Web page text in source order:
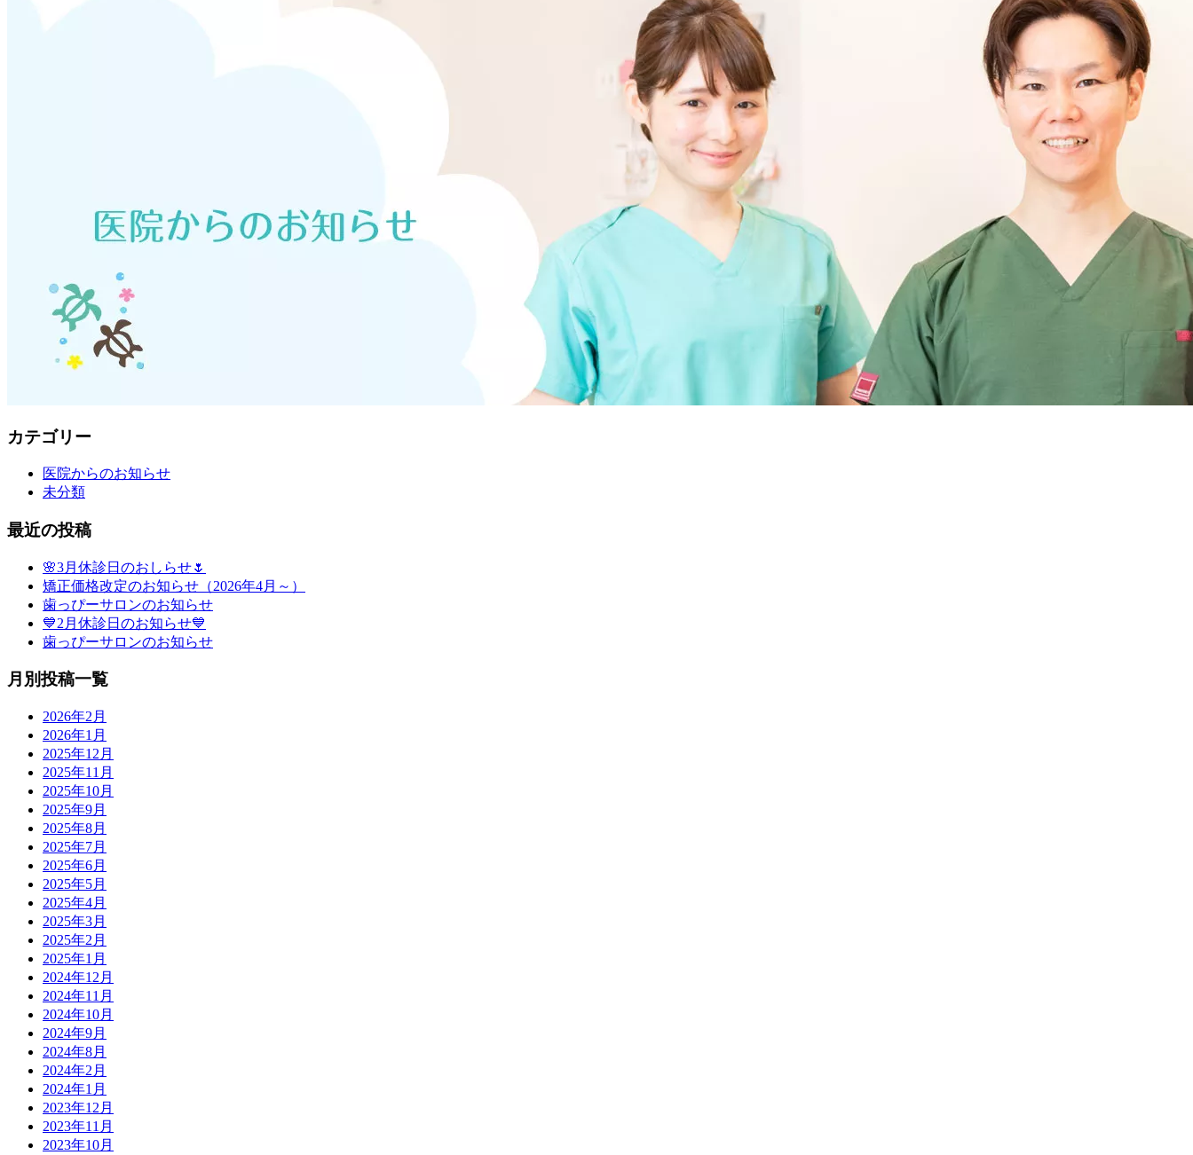
カテゴリー
医院からのお知らせ
未分類
最近の投稿
🌸3月休診日のおしらせ🌷
矯正価格改定のお知らせ（2026年4月～）
歯っぴーサロンのお知らせ
💙2月休診日のお知らせ💙
歯っぴーサロンのお知らせ
月別投稿一覧
2026年2月
2026年1月
2025年12月
2025年11月
2025年10月
2025年9月
2025年8月
2025年7月
2025年6月
2025年5月
2025年4月
2025年3月
2025年2月
2025年1月
2024年12月
2024年11月
2024年10月
2024年9月
2024年8月
2024年2月
2024年1月
2023年12月
2023年11月
2023年10月